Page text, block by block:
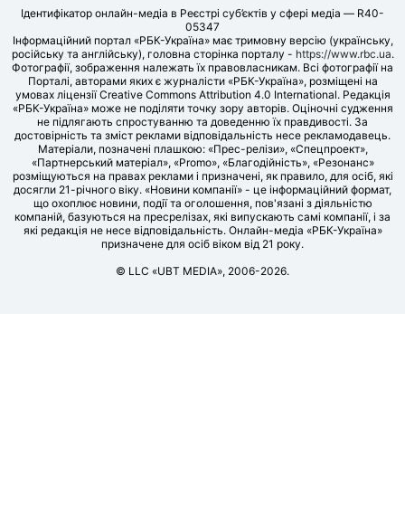
Ідентифікатор онлайн-медіа в Реєстрі суб’єктів у сфері медіа — R40-
05347
Інформаційний портал «РБК-Україна» має тримовну версію (українську,
російську та англійську), головна сторінка порталу - https://www.rbc.ua.
Фотографії, зображення належать їх правовласникам. Всі фотографії на
Порталі, авторами яких є журналісти «РБК-Україна», розміщені на
умовах ліцензії Creative Commons Attribution 4.0 International. Редакція
«РБК-Україна» може не поділяти точку зору авторів. Оціночні судження
не підлягають спростуванню та доведенню їх правдивості. За
достовірність та зміст реклами відповідальність несе рекламодавець.
Матеріали, позначені плашкою: «Прес-релізи», «Спецпроект»,
«Партнерський матеріал», «Promo», «Благодійність», «Резонанс»
розміщуються на правах реклами і призначені, як правило, для осіб, які
досягли 21-річного віку. «Новини компанії» - це інформаційний формат,
що охоплює новини, події та оголошення, пов'язані з діяльністю
компаній, базуються на пресрелізах, які випускають самі компанії, і за
які редакція не несе відповідальність. Онлайн-медіа «РБК-Україна»
призначене для осіб віком від 21 року.
© LLC «UBT MEDIA», 2006-2026.